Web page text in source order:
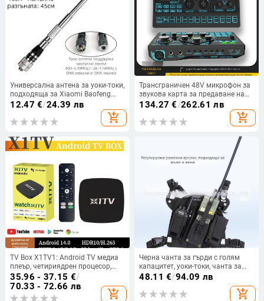
Универсална антена за уоки-токи,
подходяща за Xiaomi Baofeng
Handheld Enhanced Signal,
неръждаема стомана
12.47 €/24.39 лв
add_shopping_cart
Трансграничен 48V микрофон за
звукова карта за предаване на
живо, ексклузивен за Sx91,
английска версия с
134.27 €/262.61 лв
add_shopping_cart
TV Box X1TV1: Android TV медиа
плеър, четириядрен процесор,
1080p HD, двубандов Wi‑Fi,
вградена 8/64/128GB памет.
35.96 - 37.15 €/
70.33 - 72.66 лв
add_shopping_cart
Черна чанта за гърди с голям
капацитет, уоки-токи, чанта за
гърди, езда, спортна чанта, ловна
оборудване, инструменти за
48.11 €/94.09 лв
add_shopping_cart